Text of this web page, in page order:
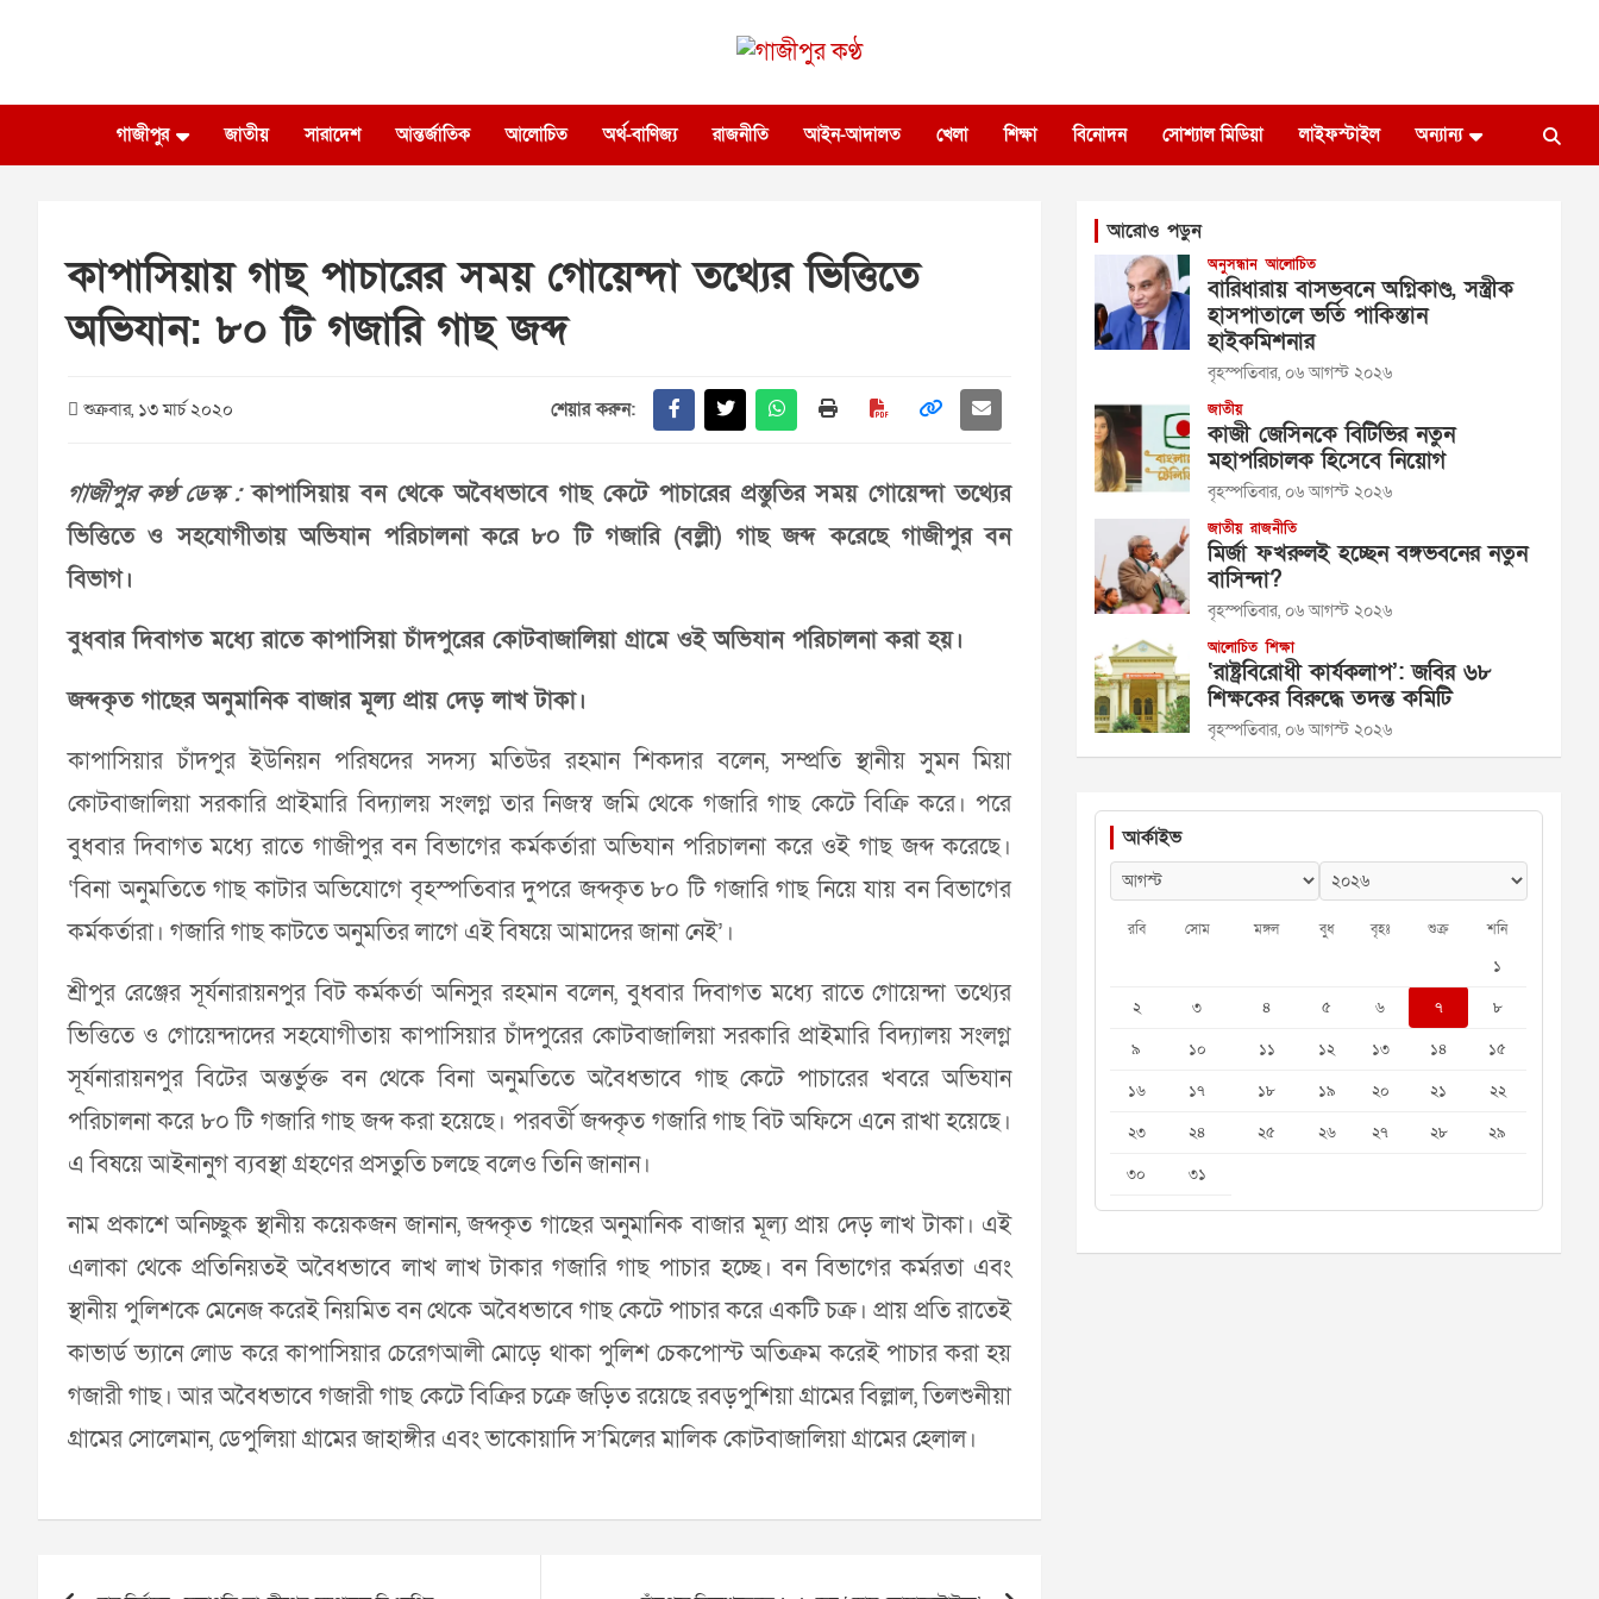
গাজীপুর কণ্ঠ
গাজীপুর জাতীয় সারাদেশ আন্তর্জাতিক আলোচিত অর্থ-বাণিজ্য রাজনীতি আইন-আদালত খেলা শিক্ষা বিনোদন সোশ্যাল মিডিয়া লাইফস্টাইল অন্যান্য
কাপাসিয়ায় গাছ পাচারের সময় গোয়েন্দা তথ্যের ভিত্তিতে
অভিযান: ৮০ টি গজারি গাছ জব্দ
শুক্রবার, ১৩ মার্চ ২০২০ শেয়ার করুন:
গাজীপুর কণ্ঠ ডেস্ক :কাপাসিয়ায় বন থেকে অবৈধভাবে গাছ কেটে পাচারের প্রস্তুতির সময় গোয়েন্দা তথ্যের
ভিত্তিতে ও সহযোগীতায় অভিযান পরিচালনা করে ৮০ টি গজারি (বল্লী) গাছ জব্দ করেছে গাজীপুর বন
বিভাগ।
বুধবার দিবাগত মধ্যে রাতে কাপাসিয়া চাঁদপুরের কোটবাজালিয়া গ্রামে ওই অভিযান পরিচালনা করা হয়।
জব্দকৃত গাছের অনুমানিক বাজার মূল্য প্রায় দেড় লাখ টাকা।
কাপাসিয়ার চাঁদপুর ইউনিয়ন পরিষদের সদস্য মতিউর রহমান শিকদার বলেন, সম্প্রতি স্থানীয় সুমন মিয়া
কোটবাজালিয়া সরকারি প্রাইমারি বিদ্যালয় সংলগ্ল তার নিজস্ব জমি থেকে গজারি গাছ কেটে বিক্রি করে। পরে
বুধবার দিবাগত মধ্যে রাতে গাজীপুর বন বিভাগের কর্মকর্তারা অভিযান পরিচালনা করে ওই গাছ জব্দ করেছে।
‘বিনা অনুমতিতে গাছ কাটার অভিযোগে বৃহস্পতিবার দুপরে জব্দকৃত ৮০ টি গজারি গাছ নিয়ে যায় বন বিভাগের
কর্মকর্তারা। গজারি গাছ কাটতে অনুমতির লাগে এই বিষয়ে আমাদের জানা নেই’।
শ্রীপুর রেঞ্জের সূর্যনারায়নপুর বিট কর্মকর্তা অনিসুর রহমান বলেন, বুধবার দিবাগত মধ্যে রাতে গোয়েন্দা তথ্যের
ভিত্তিতে ও গোয়েন্দাদের সহযোগীতায় কাপাসিয়ার চাঁদপুরের কোটবাজালিয়া সরকারি প্রাইমারি বিদ্যালয় সংলগ্ল
সূর্যনারায়নপুর বিটের অন্তর্ভুক্ত বন থেকে বিনা অনুমতিতে অবৈধভাবে গাছ কেটে পাচারের খবরে অভিযান
পরিচালনা করে ৮০ টি গজারি গাছ জব্দ করা হয়েছে। পরবর্তী জব্দকৃত গজারি গাছ বিট অফিসে এনে রাখা হয়েছে।
এ বিষয়ে আইনানুগ ব্যবস্থা গ্রহণের প্রসতুতি চলছে বলেও তিনি জানান।
নাম প্রকাশে অনিচ্ছুক স্থানীয় কয়েকজন জানান, জব্দকৃত গাছের অনুমানিক বাজার মূল্য প্রায় দেড় লাখ টাকা। এই
এলাকা থেকে প্রতিনিয়তই অবৈধভাবে লাখ লাখ টাকার গজারি গাছ পাচার হচ্ছে। বন বিভাগের কর্মরতা এবং
স্থানীয় পুলিশকে মেনেজ করেই নিয়মিত বন থেকে অবৈধভাবে গাছ কেটে পাচার করে একটি চক্র। প্রায় প্রতি রাতেই
কাভার্ড ভ্যানে লোড করে কাপাসিয়ার চেরেগআলী মোড়ে থাকা পুলিশ চেকপোস্ট অতিক্রম করেই পাচার করা হয়
গজারী গাছ। আর অবৈধভাবে গজারী গাছ কেটে বিক্রির চক্রে জড়িত রয়েছে রবড়পুশিয়া গ্রামের বিল্লাল, তিলশুনীয়া
গ্রামের সোলেমান, ডেপুলিয়া গ্রামের জাহাঙ্গীর এবং ভাকোয়াদি স’মিলের মালিক কোটবাজালিয়া গ্রামের হেলাল।
আরোও পড়ুন
অনুসন্ধান আলোচিত
বারিধারায় বাসভবনে অগ্নিকাণ্ড, সস্ত্রীক
হাসপাতালে ভর্তি পাকিস্তান
হাইকমিশনার
বৃহস্পতিবার, ০৬ আগস্ট ২০২৬
জাতীয়
কাজী জেসিনকে বিটিভির নতুন
মহাপরিচালক হিসেবে নিয়োগ
বৃহস্পতিবার, ০৬ আগস্ট ২০২৬
জাতীয় রাজনীতি
মির্জা ফখরুলই হচ্ছেন বঙ্গভবনের নতুন
বাসিন্দা?
বৃহস্পতিবার, ০৬ আগস্ট ২০২৬
আলোচিত শিক্ষা
‘রাষ্ট্রবিরোধী কার্যকলাপ’: জবির ৬৮
শিক্ষকের বিরুদ্ধে তদন্ত কমিটি
বৃহস্পতিবার, ০৬ আগস্ট ২০২৬
আর্কাইভ
রবি সোম মঙ্গল বুধ বৃহঃ শুক্র শনি
১
২
৩ ৪ ৫ ৬ ৭
৮
৯
১০ ১১ ১২ ১৩ ১৪
১৫
১৬
১৭ ১৮ ১৯ ২০ ২১
২২
২৩
২৪ ২৫ ২৬ ২৭ ২৮
২৯
৩০
৩১